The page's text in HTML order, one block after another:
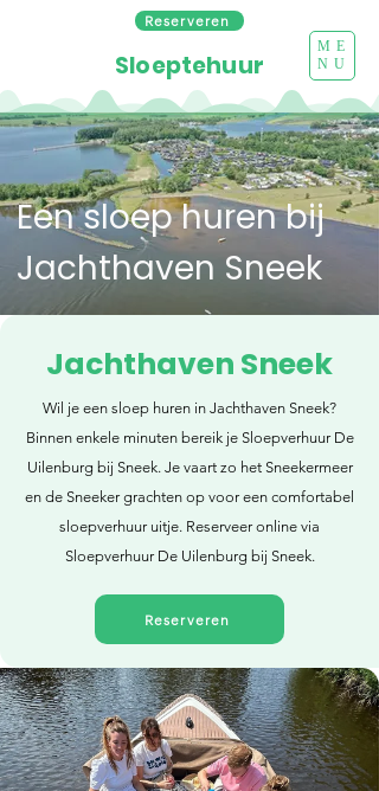
Reserveren
ME
NU
Sloeptehuur
Een sloep huren bij
Jachthaven Sneek
Jachthaven Sneek
Wil je een sloep huren in Jachthaven Sneek?
Binnen enkele minuten bereik je Sloepverhuur De
Uilenburg bij Sneek. Je vaart zo het Sneekermeer
en de Sneeker grachten op voor een comfortabel
sloepverhuur uitje. Reserveer online via
Sloepverhuur De Uilenburg bij Sneek.
Reserveren